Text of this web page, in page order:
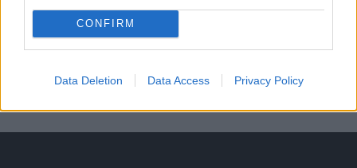
CONFIRM
Data Deletion Data Access Privacy Policy